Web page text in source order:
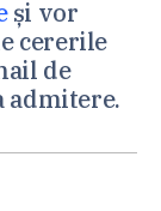
și vor
cererile
de
admitere.